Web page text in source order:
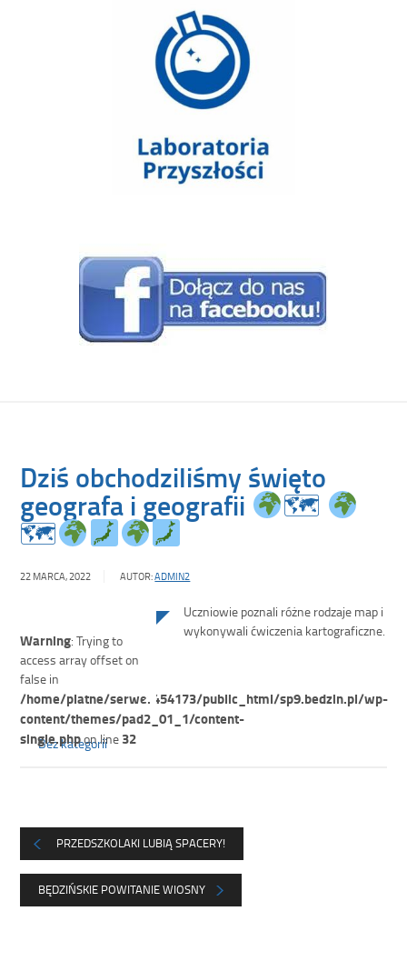
Dziś obchodziliśmy święto
geografa i geografii 🗺
🗺
22 MARCA, 2022 AUTOR:ADMIN2
Warning: Trying to
access array offset on
false in
/home/platne/serwer454173/public_html/sp9.bedzin.pl/wp-
content/themes/pad2_01_1/content-
single.phpon line 32
Uczniowie poznali różne rodzaje map i
wykonywali ćwiczenia kartograficzne.
Bez kategorii
PRZEDSZKOLAKI LUBIĄ SPACERY!
BĘDZIŃSKIE POWITANIE WIOSNY